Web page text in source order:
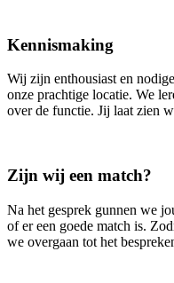
Kennismaking
Wij zijn enthousiast en
onze prachtige locatie. We
over de functie. Jij laat zien
Zijn wij een match?
Na het gesprek gunnen we
of er een goede match is.
we overgaan tot het